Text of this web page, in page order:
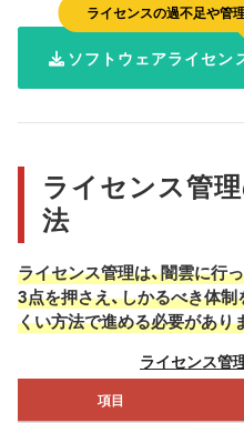
ライセンスの過不足や管
ソフトウェアライセン
ライセンス管
法
ライセンス管理は、闇雲に行
3点を押さえ、しかるべき体
くい方法で進める必要があり
ライセンス管
項目